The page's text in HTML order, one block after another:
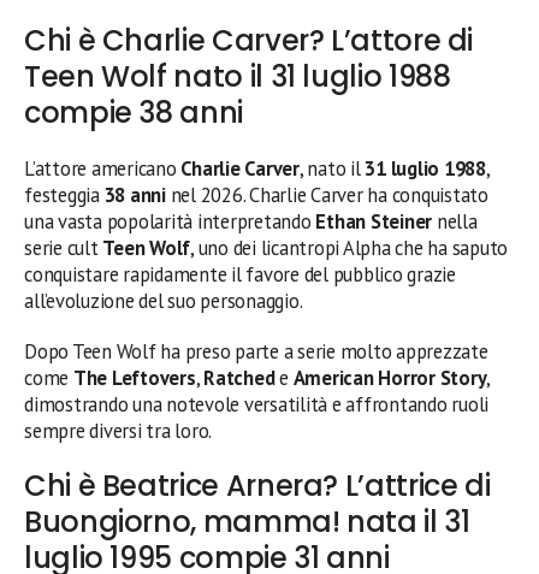
Chi è Charlie Carver? L’attore di
Teen Wolf nato il 31 luglio 1988
compie 38 anni
L’attore americano Charlie Carver, nato il31 luglio 1988,
festeggia 38 anninel 2026. Charlie Carver ha conquistato
una vasta popolarità interpretando Ethan Steiner nella
serie cultTeen Wolf, uno dei licantropi Alpha che ha saputo
conquistare rapidamente il favore del pubblico grazie
all’evoluzione del suo personaggio.
Dopo Teen Wolf ha preso parte a serie molto apprezzate
come The Leftovers,Ratchede American Horror Story,
dimostrando una notevole versatilità e affrontando ruoli
sempre diversi tra loro.
Chi è Beatrice Arnera? L’attrice di
Buongiorno, mamma! nata il 31
luglio 1995 compie 31 anni